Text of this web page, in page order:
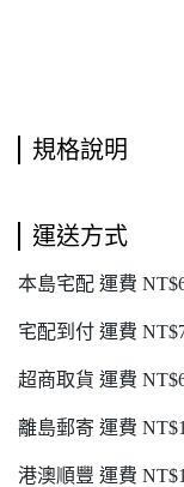
規格說明
運送方式
本島宅配 運費
宅配到付 運費
超商取貨 運費
離島郵寄 運費
港澳順豐 運費